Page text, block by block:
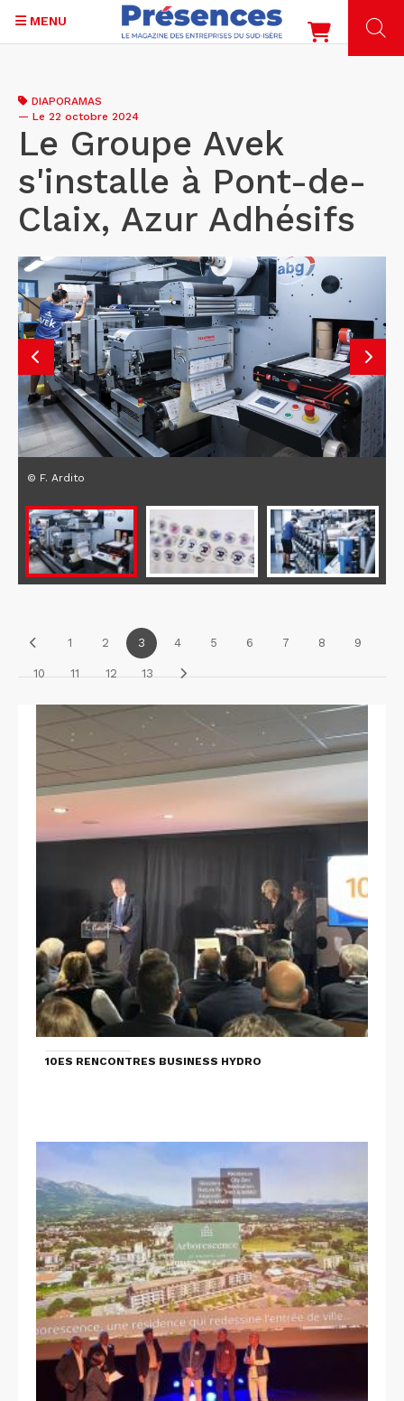
contenu
principal
MENU
DIAPORAMAS
— Le 22 octobre 2024
Le Groupe Avek
s'installe à Pont-de-
Claix, Azur Adhésifs
© F. Ardito
1 2 3 4 5 6 7 8 9
10 11 12 13
10ES RENCONTRES BUSINESS HYDRO